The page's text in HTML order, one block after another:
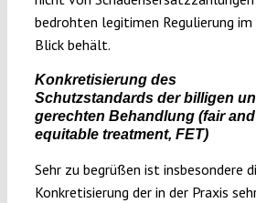
bedrohten legitimen Regulierung im
Blick behält.
Konkretisierung des
Schutzstandards der billigen
gerechten Behandlung (fair and
equitable treatment, FET)
Sehr zu begrüßen ist insbesondere
Konkretisierung der in der Praxis